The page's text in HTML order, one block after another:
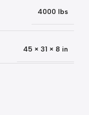
4000 lbs
45 × 31 × 8 in